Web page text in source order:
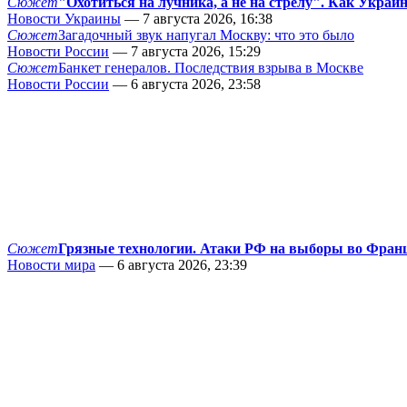
Новости Украины — 7 августа 2026, 16:38
СюжетЗагадочный звук напугал Москву: что это было
Новости России — 7 августа 2026, 15:29
СюжетБанкет генералов. Последствия взрыва в Москве
Новости России — 6 августа 2026, 23:58
СюжетГрязные технологии. Атаки РФ на выборы во
Новости мира — 6 августа 2026, 23:39